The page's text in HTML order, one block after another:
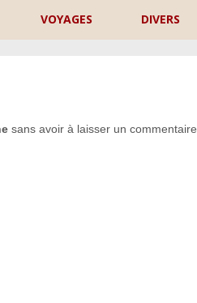
VOYAGES DIVERS
sans avoir à laisser un commentaire.